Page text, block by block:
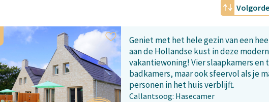
Geniet met het hele gezin van een
aan de Hollandse kust in deze
vakantiewoning! Vier slaapkamers en
badkamers, maar ook sfeervol als je
personen in het huis verblijft.
Callantsoog: Hasecamer